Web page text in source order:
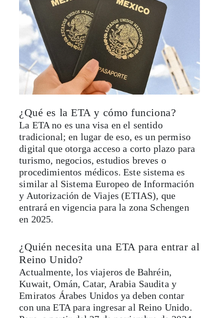
¿Qué es la ETA y cómo funciona?
La ETA no es una visa en el sentido
tradicional; en lugar de eso, es un permiso
digital que otorga acceso a corto plazo para
turismo, negocios, estudios breves o
procedimientos médicos. Este sistema es
similar al Sistema Europeo de Información
y Autorización de Viajes (ETIAS), que
entrará en vigencia para la zona Schengen
en 2025.
¿Quién necesita una ETA para entrar al
Reino Unido?
Actualmente, los viajeros de Bahréin,
Kuwait, Omán, Catar, Arabia Saudita y
Emiratos Árabes Unidos ya deben contar
con una ETA para ingresar al Reino Unido.